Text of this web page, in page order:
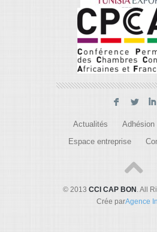
F L I
Actualités Adhésion
Espace entreprise
© 2013 CCI CAP BON . All
Crée parAgence